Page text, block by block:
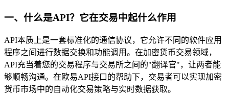
一、什么是API？它在交易中起什么作用
API本质上是一套标准化的通信协议，它允许不同的软件应用
程序之间进行数据交换和功能调用。在加密货币交易领域，
API充当着您的交易程序与交易所之间的"翻译官"，让两者能
够顺畅沟通。在欧易API接口的帮助下，交易者可以实现加密
货币市场中的自动化交易策略与实时数据获取。